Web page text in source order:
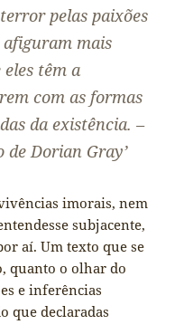
pelas paixões
afiguram mais
eles têm a
com as formas
da existência. –
de Dorian Gray’
imorais, nem
subjacente,
aí. Um texto que se
quanto o olhar do
e inferências
que declaradas